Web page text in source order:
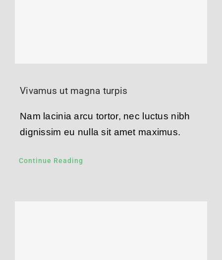
Vivamus ut magna turpis
Nam lacinia arcu tortor, nec luctus nibh
dignissim eu nulla sit amet maximus.
Continue Reading